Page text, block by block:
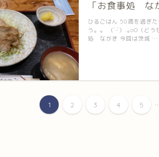
「お食事処 な
ひるごはん 50歳を過ぎ
う。。 （´-`）.｡oO（ど
処 ながき 今回は茨城 …
1 2 3 4 5